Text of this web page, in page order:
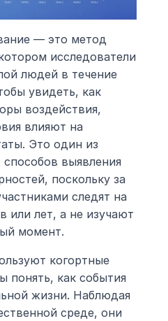
— это метод
исследователи
людей в течение
увидеть, как
воздействия,
влияют на
Это один из
выявления
поскольку за
следят на
или лет, а не изучают
момент.
когортные
понять, как события
жизни. Наблюдая
среде, они